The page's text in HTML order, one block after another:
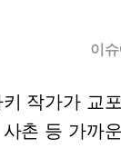
이
작가가 교
촌 등 가까